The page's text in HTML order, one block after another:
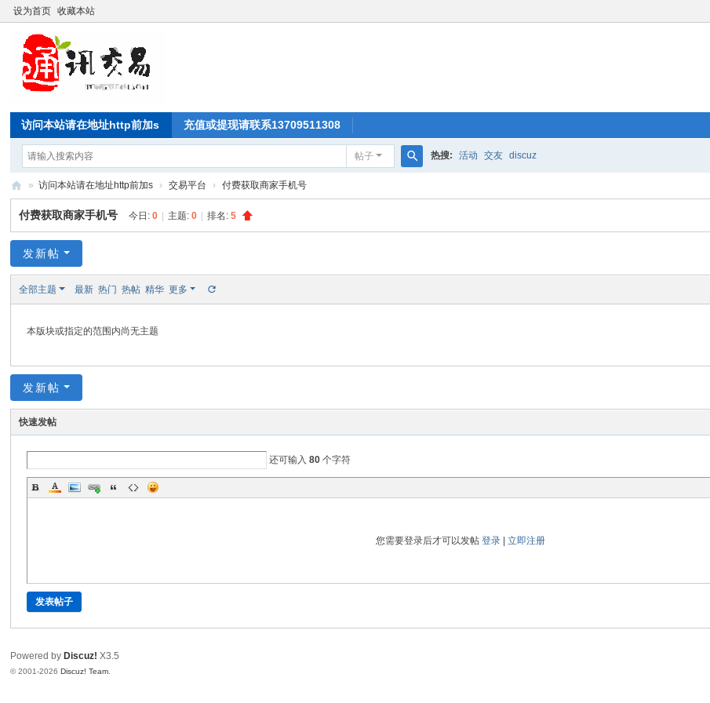
设为首页 收藏本站
访问本站请在地址http前加s 充值或提现请联系13709511308
帖子
索
热搜: 活动 交友 discuz
通
讯
易
» 访问本站请在地址http前加s › 交易平台 › 付费获取商家手机号
付费获取商家手机号 今日:0 主题:0 排名:5
发新帖
全部主题 最新 热门 热帖 精华 更多
本版块或指定的范围内尚无主题
发新帖
快速发帖
还可输入80 个字符
您需要登录后才可以发帖 登录| 立即注册
发表帖子
Powered by Discuz! X3.5
© 2001-2026Discuz! Team